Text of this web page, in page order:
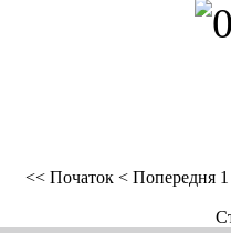
<< Початок < Попередня 1